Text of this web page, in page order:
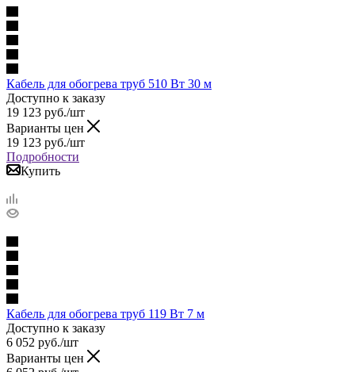
Кабель для обогрева труб 510 Вт 30 м
Доступно к заказу
19 123 руб./шт
Варианты цен
19 123 руб./шт
Подробности
Купить
Кабель для обогрева труб 119 Вт 7 м
Доступно к заказу
6 052 руб./шт
Варианты цен